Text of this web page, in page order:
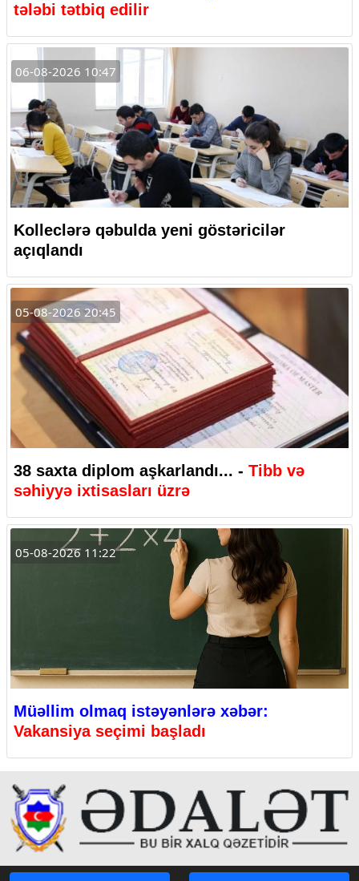
tələbi tətbiq edilir
06-08-2026 10:47
Kolleclərə qəbulda yeni göstəricilər
açıqlandı
05-08-2026 20:45
38 saxta diplom aşkarlandı... - Tibb və
səhiyyə ixtisasları üzrə
05-08-2026 11:22
Müəllim olmaq istəyənlərə xəbər:
Vakansiya seçimi başladı